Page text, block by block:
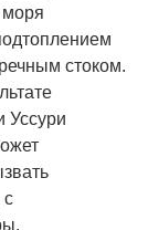
моря
стоком.
Уссури
с